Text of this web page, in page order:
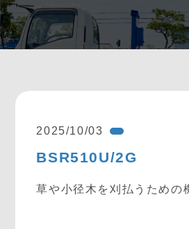
2025/10/03
BSR510U/2G
草や小径木を刈払うための